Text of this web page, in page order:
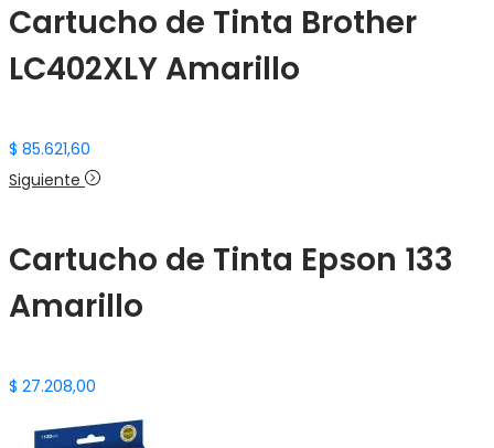
Cartucho de Tinta Brother
LC402XLY Amarillo
$ 85.621,60
Siguiente
Cartucho de Tinta Epson 133
Amarillo
$ 27.208,00